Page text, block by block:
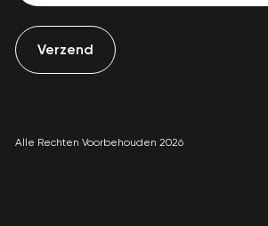
Alle Rechten Voorbehouden 2026